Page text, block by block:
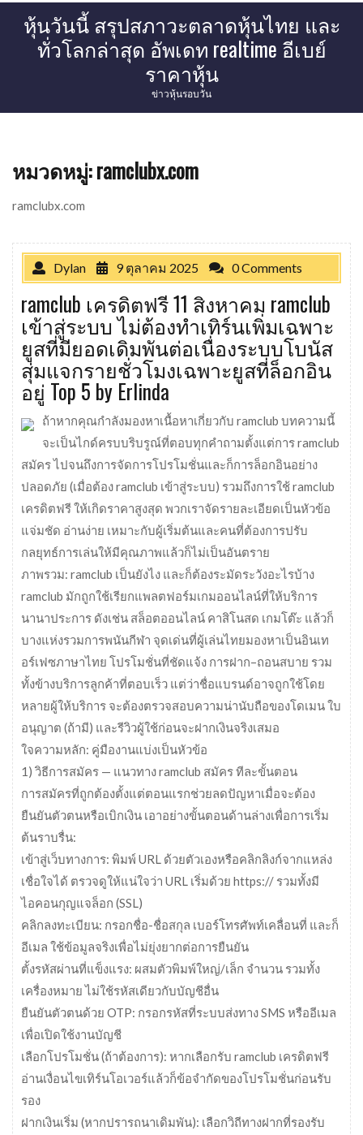
content
หุ้นวันนี้ สรุปสภาวะตลาดหุ้นไทย และ
ทั่วโลกล่าสุด อัพเดท realtime อีเบย์
ราคาหุ้น
ข่าวหุ้นรอบวัน
หมวดหมู่:ramclubx.com
ramclubx.com
Dylan 9 ตุลาคม 2025 0 Comments
ramclub เครดิตฟรี 11 สิงหาคม ramclub
เข้าสู่ระบบ ไม่ต้องทำเทิร์นเพิ่มเฉพาะ
ยูสที่มียอดเดิมพันต่อเนื่องระบบโบนัส
สุ่มแจกรายชั่วโมงเฉพาะยูสที่ล็อกอิน
อยู่ Top 5 by Erlinda
ถ้าหากคุณกำลังมองหาเนื้อหาเกี่ยวกับ ramclub บทความนี้
จะเป็นไกด์ครบบริบรูณ์ที่ตอบทุกคำถามตั้งแต่การ ramclub
สมัคร ไปจนถึงการจัดการโปรโมชั่นและก็การล็อกอินอย่าง
ปลอดภัย (เมื่อต้อง ramclub เข้าสู่ระบบ) รวมถึงการใช้ ramclub
เครดิตฟรี ให้เกิดราคาสูงสุด พวกเราจัดรายละเอียดเป็นหัวข้อ
แจ่มชัด อ่านง่าย เหมาะกับผู้เริ่มต้นและคนที่ต้องการปรับ
กลยุทธ์การเล่นให้มีคุณภาพแล้วก็ไม่เป็นอันตราย
ภาพรวม: ramclub เป็นยังไง และก็ต้องระมัดระวังอะไรบ้าง
ramclub มักถูกใช้เรียกแพลตฟอร์มเกมออนไลน์ที่ให้บริการ
นานาประการ ดังเช่น สล็อตออนไลน์ คาสิโนสด เกมโต๊ะ แล้วก็
บางแห่งรวมการพนันกีฬา จุดเด่นที่ผู้เล่นไทยมองหาเป็นอินเท
อร์เฟซภาษาไทย โปรโมชั่นที่ชัดแจ้ง การฝาก–ถอนสบาย รวม
ทั้งข้างบริการลูกค้าที่ตอบเร็ว แต่ว่าชื่อแบรนด์อาจถูกใช้โดย
หลายผู้ให้บริการ จะต้องตรวจสอบความน่านับถือของโดเมน ใบ
อนุญาต (ถ้ามี) และรีวิวผู้ใช้ก่อนจะฝากเงินจริงเสมอ
ใจความหลัก: คู่มืองานแบ่งเป็นหัวข้อ
1) วิธีการสมัคร — แนวทาง ramclub สมัคร ทีละขั้นตอน
การสมัครที่ถูกต้องตั้งแต่ตอนแรกช่วยลดปัญหาเมื่อจะต้อง
ยืนยันตัวตนหรือเบิกเงิน เอาอย่างขั้นตอนด้านล่างเพื่อการเริ่ม
ต้นราบรื่น:
เข้าสู่เว็บทางการ: พิมพ์ URL ด้วยตัวเองหรือคลิกลิงก์จากแหล่ง
เชื่อใจได้ ตรวจดูให้แน่ใจว่า URL เริ่มด้วย https:// รวมทั้งมี
ไอคอนกุญแจล็อก (SSL)
คลิกลงทะเบียน: กรอกชื่อ-ชื่อสกุล เบอร์โทรศัพท์เคลื่อนที่ และก็
อีเมล ใช้ข้อมูลจริงเพื่อไม่ยุ่งยากต่อการยืนยัน
ตั้งรหัสผ่านที่แข็งแรง: ผสมตัวพิมพ์ใหญ่/เล็ก จำนวน รวมทั้ง
เครื่องหมาย ไม่ใช้รหัสเดียวกับบัญชีอื่น
ยืนยันตัวตนด้วย OTP: กรอกรหัสที่ระบบส่งทาง SMS หรืออีเมล
เพื่อเปิดใช้งานบัญชี
เลือกโปรโมชั่น (ถ้าต้องการ): หากเลือกรับ ramclub เครดิตฟรี
อ่านเงื่อนไขเทิร์นโอเวอร์แล้วก็ข้อจำกัดของโปรโมชั่นก่อนรับ
รอง
ฝากเงินเริ่ม (หากปรารถนาเดิมพัน): เลือกวิถีทางฝากที่รองรับ